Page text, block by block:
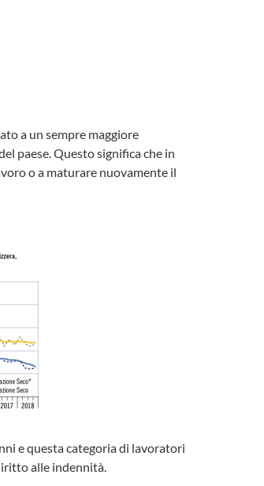
a un sempre maggiore
paese. Questo significa che in
o a maturare nuovamente il
e questa categoria di lavoratori
alle indennità.